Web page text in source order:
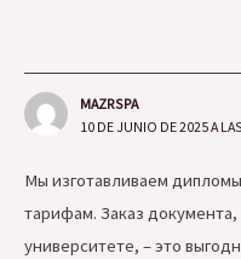
MAZRSPA
10 DE JUNIO DE 2025 A
Мы изготавливаем
тарифам. Заказ
университете, – это